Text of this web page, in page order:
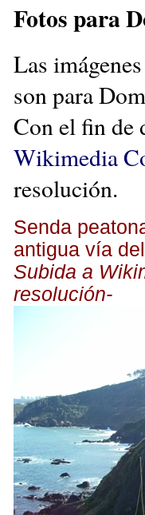
Fotos para
Las
son para
Con el fin de
Wikimedia
resolución.
Senda
antigua vía
Subida a
resolución-